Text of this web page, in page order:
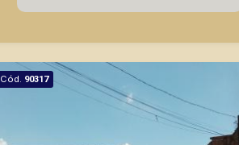
Lucelia Mariotti
(16) 99222-2915
CORRETOR DE PLANTÃO
garagem.
Cód. 90317